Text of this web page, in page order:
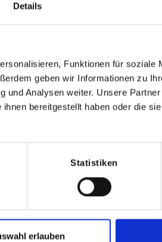
Details
Funktionen für soziale
geben wir Informationen zu
und Analysen weiter. Unsere
bereitgestellt haben oder die
Statistiken
erlauben